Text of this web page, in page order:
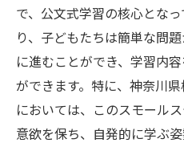
で、公文式学習の核心とな
り、子どもたちは簡単な問
に進むことができ、学習内
ができます。特に、神奈川
においては、このスモール
意欲を保ち、自発的に学ぶ